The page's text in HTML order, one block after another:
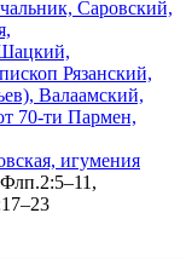
Саровский,
Рязанский,
Валаамский,
70-ти Пармен,
игумения